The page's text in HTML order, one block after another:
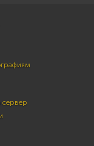
сервер